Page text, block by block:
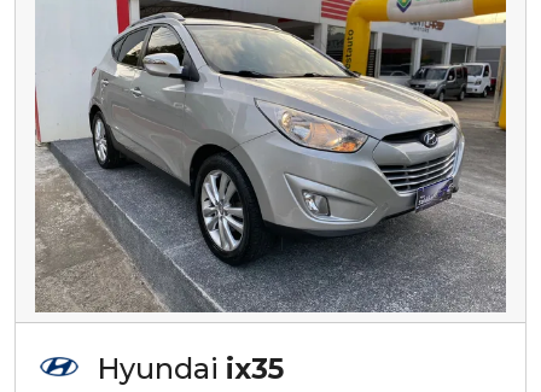
Hyundai ix35